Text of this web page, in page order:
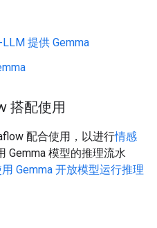
提供 Gemma
搭配使用
配合使用，以进行情感
Gemma 模型的推理流水
Gemma 开放模型运行推理